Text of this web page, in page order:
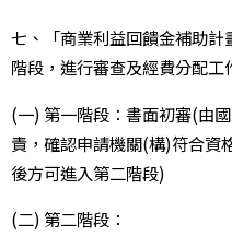
七、「商業利益回饋金補助
階段，進行審查及經費分配工
(一) 第一階段：書面初審(由
責，確認申請機關(構)符合資
後方可進入第二階段)
(二) 第二階段：